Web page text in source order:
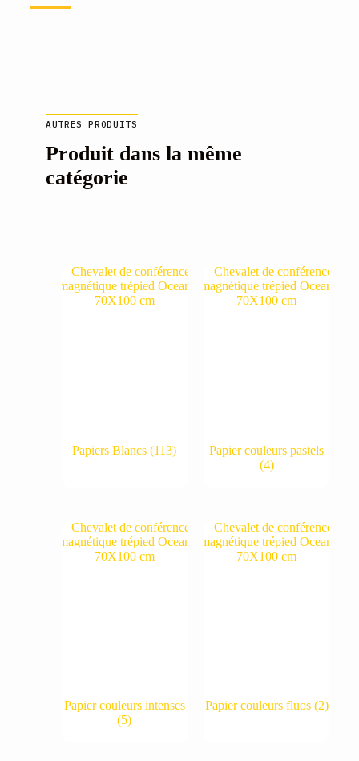
AUTRES PRODUITS
Produit dans la même
catégorie
Papiers Blancs(113)
Papier couleurs pastels
(4)
Papier couleurs intenses
(5)
Papier couleurs fluos (2)